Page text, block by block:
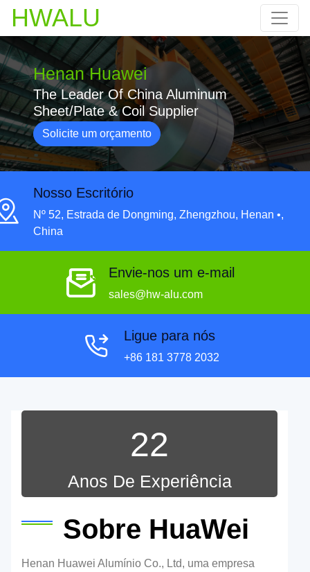
HWALU
Henan Huawei
The Leader Of China Aluminum
Sheet/Plate & Coil Supplier
Solicite um orçamento
Nosso Escritório
Nº 52, Estrada de Dongming, Zhengzhou, Henan •,
China
Envie-nos um e-mail
sales@hw-alu.com
Ligue para nós
+86 181 3778 2032
22
Anos De Experiência
Sobre HuaWei
Henan Huawei Alumínio Co., Ltd, uma empresa